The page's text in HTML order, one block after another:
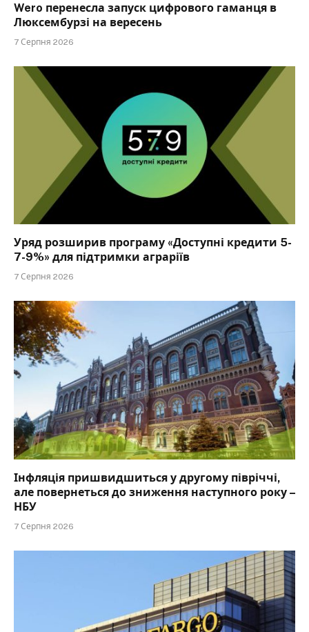
Wero перенесла запуск цифрового гаманця в
Люксембурзі на вересень
7 Серпня 2026
Уряд розширив програму «Доступні кредити 5-
7-9%» для підтримки аграріїв
7 Серпня 2026
Інфляція пришвидшиться у другому півріччі,
але повернеться до зниження наступного року –
НБУ
7 Серпня 2026